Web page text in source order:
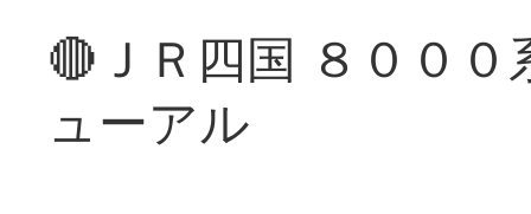
🔴ＪＲ四国 ８００
ューアル